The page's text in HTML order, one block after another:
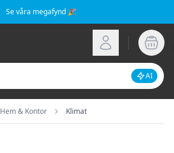
Se våra megafynd 🎉
Logga in
AI
Hem & Kontor Klimat